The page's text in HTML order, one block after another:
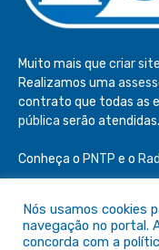
Muito mais que criar site
Realizamos uma
contrato que todas as
pública serão atendidas.
Conheça o PNTP e o
Todos os direitos
Nós usamos cookies
navegação no portal.
concorda com a